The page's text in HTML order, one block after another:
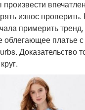
износ
примерить
платье с
Доказательство